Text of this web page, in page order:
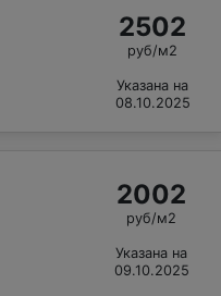
2502
руб/м2
Указана на
08.10.2025
2002
руб/м2
Указана на
09.10.2025